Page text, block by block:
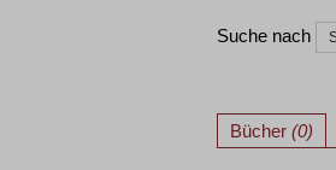
Suche nach
Bücher (0)